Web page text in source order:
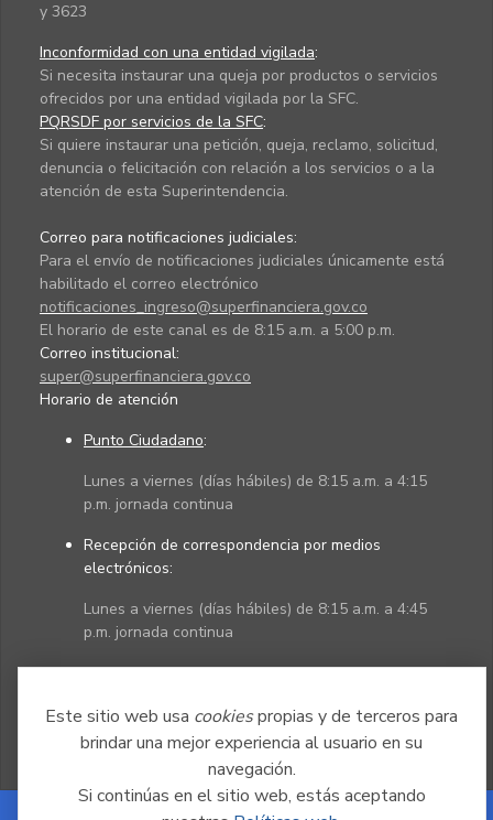
Este sitio web usa cookiespropias y de terceros para
brindar una mejor experiencia al usuario en su
navegación.
Si continúas en el sitio web, estás aceptando
y 3623
Inconformidad con una entidad vigilada:
Si necesita instaurar una queja por productos o servicios
ofrecidos por una entidad vigilada por la SFC.
PQRSDF por servicios de la SFC:
Si quiere instaurar una petición, queja, reclamo, solicitud,
denuncia o felicitación con relación a los servicios o a la
atención de esta Superintendencia.
Correo para notificaciones judiciales:
Para el envío de notificaciones judiciales únicamente está
habilitado el correo electrónico
notificaciones_ingreso@superfinanciera.gov.co
El horario de este canal es de 8:15 a.m. a 5:00 p.m.
Correo institucional:
super@superfinanciera.gov.co
Horario de atención
Punto Ciudadano:
Lunes a viernes (días hábiles) de 8:15 a.m. a 4:15
p.m. jornada continua
Recepción de correspondencia por medios
electrónicos:
Lunes a viernes (días hábiles) de 8:15 a.m. a 4:45
p.m. jornada continua